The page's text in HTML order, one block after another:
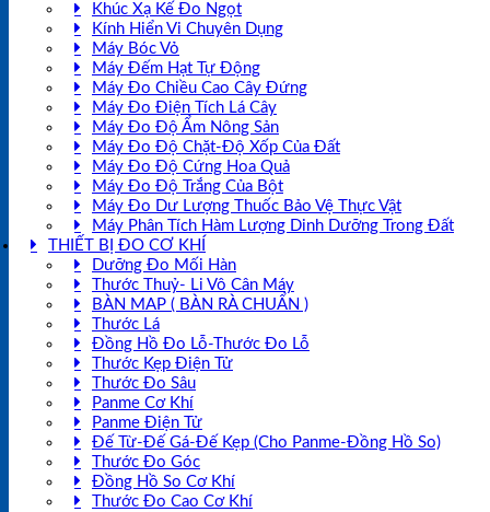
Khúc Xạ Kế Đo Ngọt
Kính Hiển Vi Chuyên Dụng
Máy Bóc Vỏ
Máy Đếm Hạt Tự Động
Máy Đo Chiều Cao Cây Đứng
Máy Đo Điện Tích Lá Cây
Máy Đo Độ Ẩm Nông Sản
Máy Đo Độ Chặt-Độ Xốp Của Đất
Máy Đo Độ Cứng Hoa Quả
Máy Đo Độ Trắng Của Bột
Máy Đo Dư Lượng Thuốc Bảo Vệ Thực Vật
Máy Phân Tích Hàm Lượng Dinh Dưỡng Trong Đất
THIẾT BỊ ĐO CƠ KHÍ
Dưỡng Đo Mối Hàn
Thước Thuỷ- Li Vô Cân Máy
BÀN MAP ( BÀN RÀ CHUẨN )
Thước Lá
Đồng Hồ Đo Lỗ-Thước Đo Lỗ
Thước Kẹp Điện Tử
Thước Đo Sâu
Panme Cơ Khí
Panme Điện Tử
Đế Từ-Đế Gá-Đế Kẹp (Cho Panme-Đồng Hồ So)
Thước Đo Góc
Đồng Hồ So Cơ Khí
Thước Đo Cao Cơ Khí